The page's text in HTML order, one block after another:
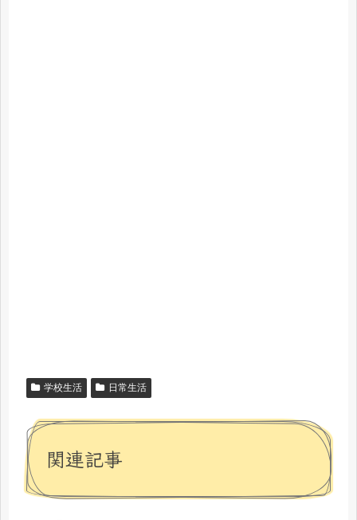
学校生活 日常生活
関連記事